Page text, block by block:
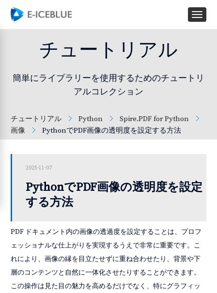
チュートリアル
簡単にライブラリーを使用するためのチュートリ
アルコレクション
チュートリアル Python
Spire.PDF for Python
画像
PythonでPDF画像の透明度を設定する方法
2025-11-07
PythonでPDF画像の透明度を設定
する方法
PDF ドキュメント内の画像の透過度を設定することは、プロフ
ェッショナルな仕上がりを実現するうえで非常に重要です。こ
れにより、画像の縁を目立たせずに重ね合わせたり、背景や下
層のコンテンツと自然に一体化させたりすることができます。
この操作は見た目の魅力を高めるだけでなく、特にグラフィッ